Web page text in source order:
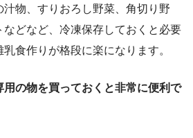
物、すりおろし野菜、角切り野
どなど、冷凍保存しておくと必要
食作りが格段に楽になります。
の物を買っておくと非常に便利で